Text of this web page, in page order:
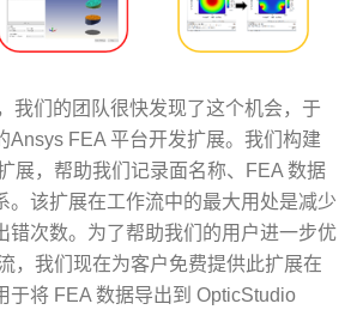
我们的团队很快发现了这个机会，于
Ansys FEA 平台开发扩展。我们构建
展，帮助我们记录面名称、FEA 数据
。该扩展在工作流中的最大用处是减少
错次数。为了帮助我们的用户进一步优
，我们现在为客户免费提供此扩展在
于将 FEA 数据导出到 OpticStudio